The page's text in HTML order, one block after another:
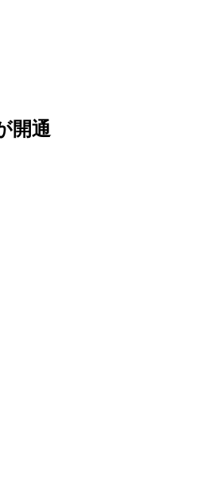
開通